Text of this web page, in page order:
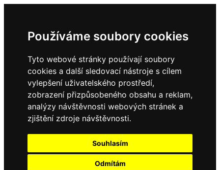
Používáme soubory cookies
Tyto webové stránky používají soubory
cookies a další sledovací nástroje s cílem
vylepšení uživatelského prostředí,
zobrazení přizpůsobeného obsahu a reklam,
analýzy návštěvnosti webových stránek a
zjištění zdroje návštěvnosti.
Souhlasím
Odmítám